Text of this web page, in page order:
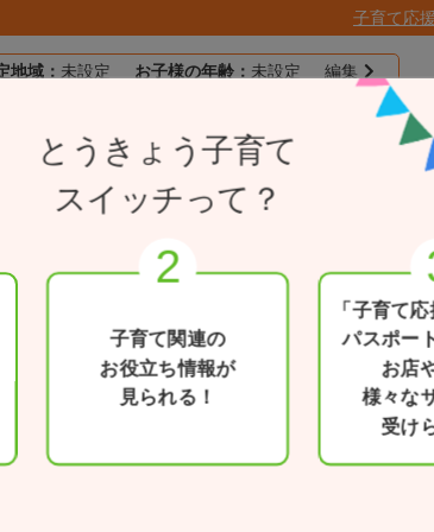
子育て応
地域： 未設定 お子様の年齢： 未設定 編集
的別で探す 一覧から探す
とうきょうパスポー
※一部、女性専用の施設がある場合があ
ホームページ
https://
とうきょう子育て
スイッチって？
子育て関連の
お役立ち情報が
見られる！
「子育て
パスポー
お店
様々な
受け